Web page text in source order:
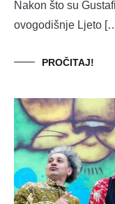
Nakon što su
ovogodišnje Ljeto
PROČITAJ!